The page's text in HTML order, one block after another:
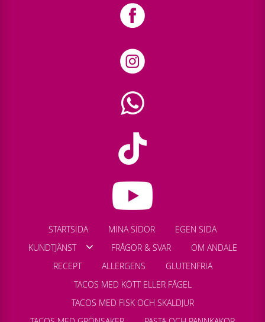
STARTSIDA MINA SIDOR
EGEN SIDA
KUNDTJÄNST
FRÅGOR & SVAR
OM ANDALE
RECEPT
ALLERGENS
GLUTENFRIA
TACOS MED KÖTT ELLER FÅGEL
TACOS MED FISK OCH SKALDJUR